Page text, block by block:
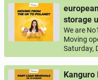
storage
We are
Moving
Saturday,
Kanguro